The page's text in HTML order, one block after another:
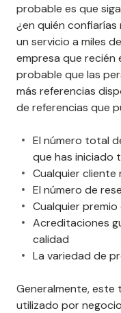
probable es que
¿en quién confiarías
un servicio a miles
empresa que recién
probable que las
más referencias
de referencias que
El número total
que has iniciado
Cualquier
El número de
Cualquier
Acreditaciones
calidad
La variedad de
Generalmente, este
utilizado por